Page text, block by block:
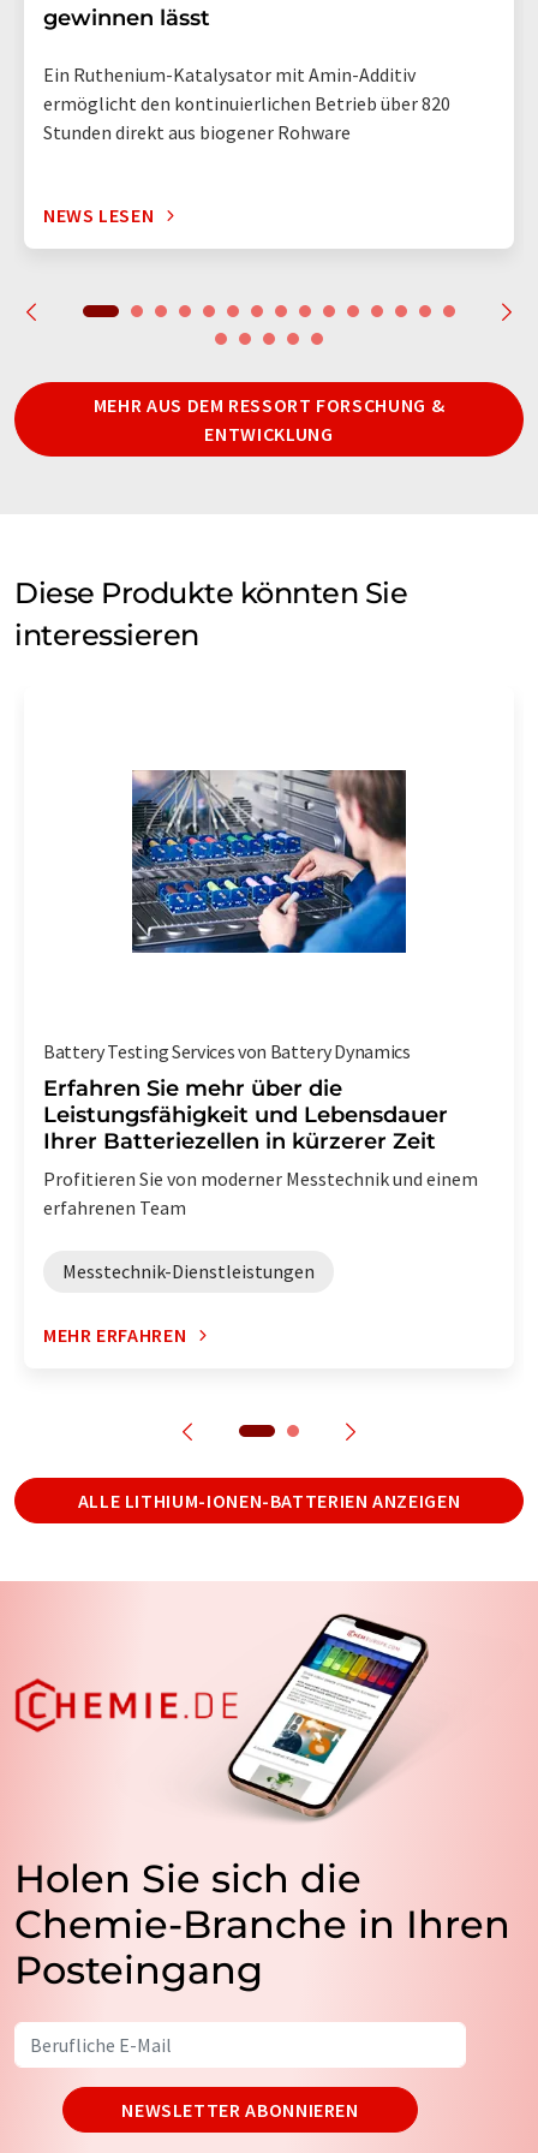
gewinnen lässt
Ein Ruthenium-Katalysator mit Amin-Additiv
ermöglicht den kontinuierlichen Betrieb über 820
Stunden direkt aus biogener Rohware
NEWS LESEN
MEHR AUS DEM RESSORT FORSCHUNG &
ENTWICKLUNG
Diese Produkte könnten Sie
interessieren
Battery Testing Services von Battery Dynamics
Erfahren Sie mehr über die
Leistungsfähigkeit und Lebensdauer
Ihrer Batteriezellen in kürzerer Zeit
Profitieren Sie von moderner Messtechnik und einem
erfahrenen Team
Messtechnik-Dienstleistungen
MEHR ERFAHREN
ALLE LITHIUM-IONEN-BATTERIEN ANZEIGEN
Holen Sie sich die
Chemie-Branche in Ihren
Posteingang
NEWSLETTER ABONNIEREN